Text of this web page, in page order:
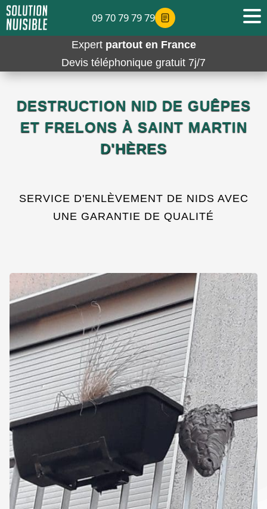
Expert partout en France
Devis téléphonique gratuit 7j/7
DESTRUCTION NID DE GUÊPES
ET FRELONS À SAINT MARTIN
D'HÈRES
SERVICE D'ENLÈVEMENT DE NIDS AVEC
UNE GARANTIE DE QUALITÉ
09 70 79 79 79